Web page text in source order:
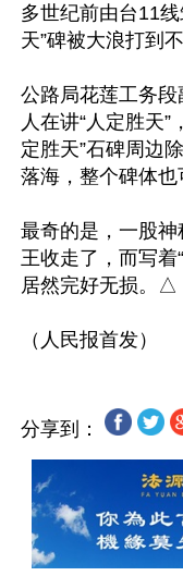
多世纪前由台11
天”碑被大浪打到
公路局花莲工务
人在讲“人定胜天
定胜天”石碑周边
落海，整个碑体也
最奇的是，一股神
王收走了，而写着
居然完好无损。△
分享到：